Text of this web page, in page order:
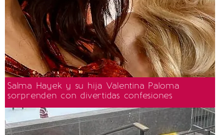
Salma Hayek y su hija Valentina Paloma
sorprenden con divertidas confesiones